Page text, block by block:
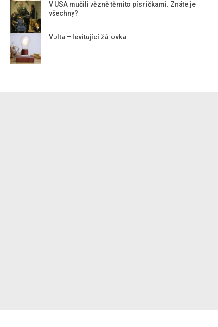
V USA mučili vězně těmito písničkami. Znáte je
všechny?
Volta – levitující žárovka